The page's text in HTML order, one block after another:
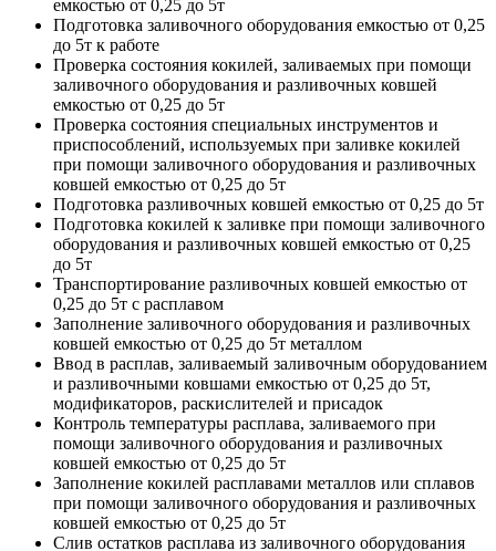
емкостью от 0,25 до 5т
Подготовка заливочного оборудования емкостью от 0,25
до 5т к работе
Проверка состояния кокилей, заливаемых при помощи
заливочного оборудования и разливочных ковшей
емкостью от 0,25 до 5т
Проверка состояния специальных инструментов и
приспособлений, используемых при заливке кокилей
при помощи заливочного оборудования и разливочных
ковшей емкостью от 0,25 до 5т
Подготовка разливочных ковшей емкостью от 0,25 до 5т
Подготовка кокилей к заливке при помощи заливочного
оборудования и разливочных ковшей емкостью от 0,25
до 5т
Транспортирование разливочных ковшей емкостью от
0,25 до 5т с расплавом
Заполнение заливочного оборудования и разливочных
ковшей емкостью от 0,25 до 5т металлом
Ввод в расплав, заливаемый заливочным оборудованием
и разливочными ковшами емкостью от 0,25 до 5т,
модификаторов, раскислителей и присадок
Контроль температуры расплава, заливаемого при
помощи заливочного оборудования и разливочных
ковшей емкостью от 0,25 до 5т
Заполнение кокилей расплавами металлов или сплавов
при помощи заливочного оборудования и разливочных
ковшей емкостью от 0,25 до 5т
Слив остатков расплава из заливочного оборудования